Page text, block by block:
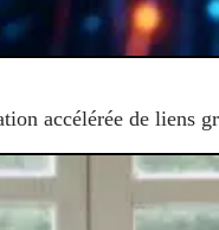
accélérée de liens